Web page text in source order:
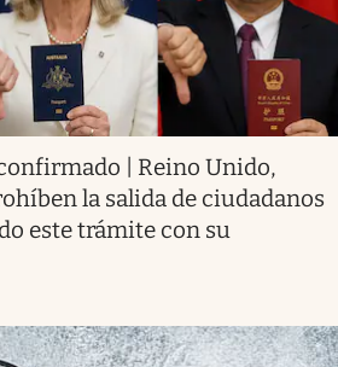
| Reino Unido,
la salida de ciudadanos
este trámite con su